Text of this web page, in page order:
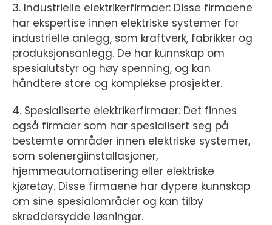
3. Industrielle elektrikerfirmaer: Disse firmaene
har ekspertise innen elektriske systemer for
industrielle anlegg, som kraftverk, fabrikker og
produksjonsanlegg. De har kunnskap om
spesialutstyr og høy spenning, og kan
håndtere store og komplekse prosjekter.
4. Spesialiserte elektrikerfirmaer: Det finnes
også firmaer som har spesialisert seg på
bestemte områder innen elektriske systemer,
som solenergiinstallasjoner,
hjemmeautomatisering eller elektriske
kjøretøy. Disse firmaene har dypere kunnskap
om sine spesialområder og kan tilby
skreddersydde løsninger.